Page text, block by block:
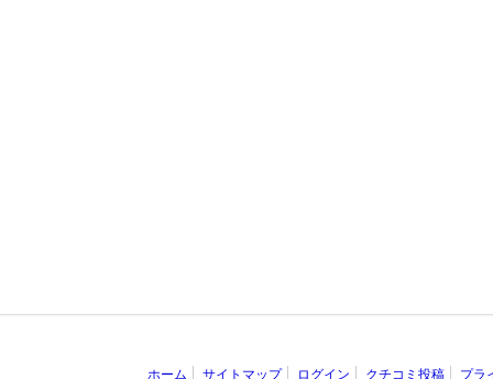
ホーム サイトマップ ログイン クチコミ投稿 プラ